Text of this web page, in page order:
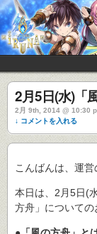
2月5日(水)「
2月 9th, 2014 @ 10:30
↓ コメントを入れる
こんばんは、運営
本日は、2月5日(
方舟」についての